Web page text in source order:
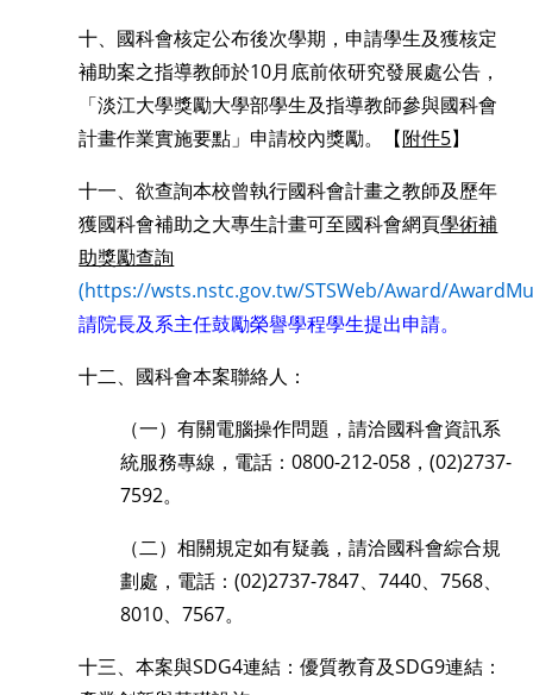
十、國科會核定公布後次學期，申請學生及獲核定
補助案之指導教師於10月底前依研究發展處公告，
「淡江大學獎勵大學部學生及指導教師參與國科會
計畫作業實施要點」申請校內獎勵。【附件5】
十一、欲查詢本校曾執行國科會計畫之教師及歷年
獲國科會補助之大專生計畫可至國科會網頁學術補
助獎勵查詢
(https://wsts.nstc.gov.tw/STSWeb/Award/
請院長及系主任鼓勵榮譽學程學生提出申請。
十二、國科會本案聯絡人：
（一）有關電腦操作問題，請洽國科會資訊系
統服務專線，電話：0800-212-058，(02)2737-
7592。
（二）相關規定如有疑義，請洽國科會綜合規
劃處，電話：(02)2737-7847、7440、7568、
8010、7567。
十三、本案與SDG4連結：優質教育及SDG9連結：